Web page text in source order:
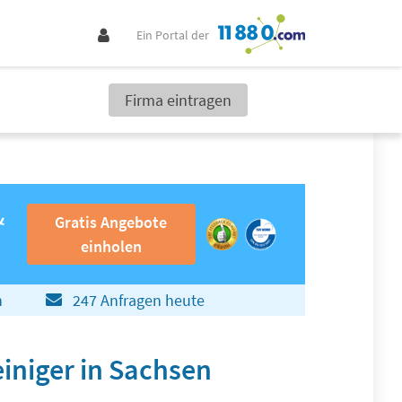
Ein Portal der
Firma eintragen
Gratis Angebote
einholen
247 Anfragen heute
in Sachsen